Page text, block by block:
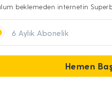
beklemeden internetin
6 Aylık Abonelik
Hemen